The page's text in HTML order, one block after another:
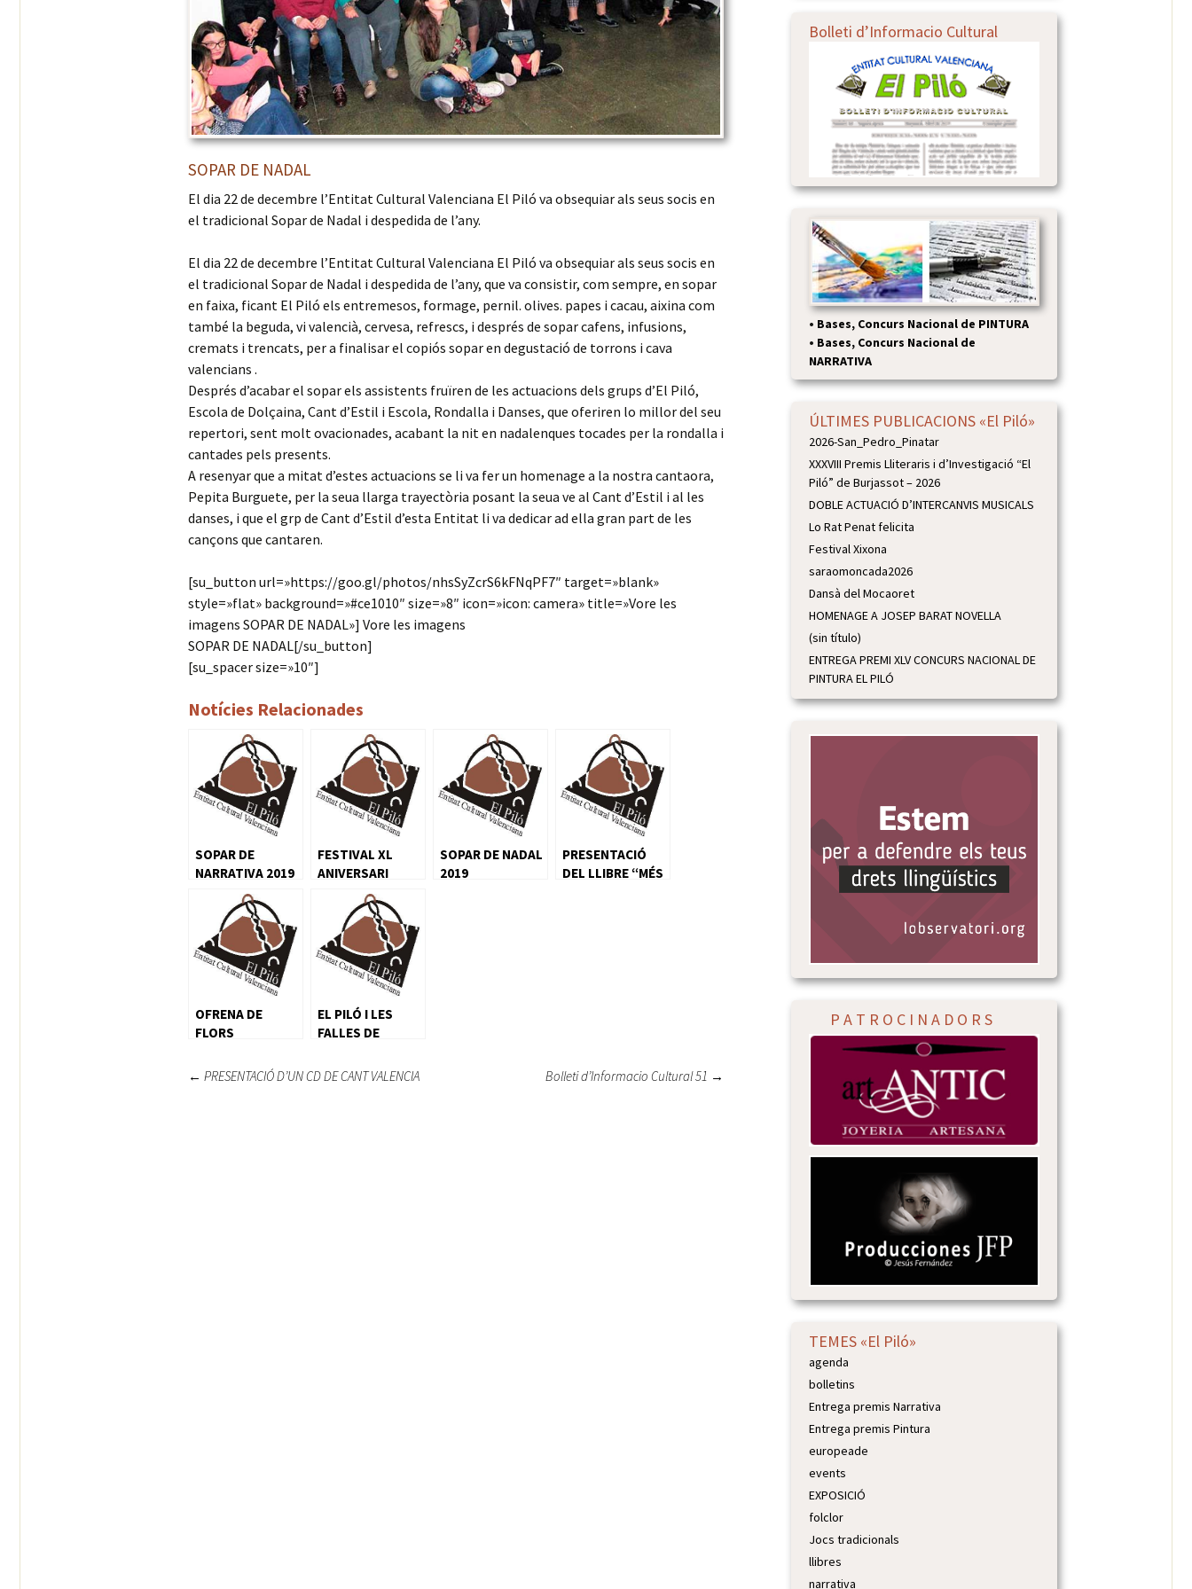
SOPAR DE NADAL
El dia 22 de decembre l’Entitat Cultural Valenciana El Piló va obsequiar als seus socis en
el tradicional Sopar de Nadal i despedida de l’any.
El dia 22 de decembre l’Entitat Cultural Valenciana El Piló va obsequiar als seus socis en
el tradicional Sopar de Nadal i despedida de l’any, que va consistir, com sempre, en sopar
en faixa, ficant El Piló els entremesos, formage, pernil. olives. papes i cacau, aixina com
també la beguda, vi valencià, cervesa, refrescs, i després de sopar cafens, infusions,
cremats i trencats, per a finalisar el copiós sopar en degustació de torrons i cava
valencians .
Després d’acabar el sopar els assistents fruïren de les actuacions dels grups d’El Piló,
Escola de Dolçaina, Cant d’Estil i Escola, Rondalla i Danses, que oferiren lo millor del seu
repertori, sent molt ovacionades, acabant la nit en nadalenques tocades per la rondalla i
cantades pels presents.
A resenyar que a mitat d’estes actuacions se li va fer un homenage a la nostra cantaora,
Pepita Burguete, per la seua llarga trayectòria posant la seua ve al Cant d’Estil i al les
danses, i que el grp de Cant d’Estil d’esta Entitat li va dedicar ad ella gran part de les
cançons que cantaren.
[su_button url=»https://goo.gl/photos/nhsSyZcrS6kFNqPF7″ target=»blank»
style=»flat» background=»#ce1010″ size=»8″ icon=»icon: camera» title=»Vore les
imagens SOPAR DE NADAL»] Vore les imagens
SOPAR DE NADAL[/su_button]
[su_spacer size=»10″]
Notícies Relacionades
SOPAR DE
NARRATIVA 2019
FESTIVAL XL
ANIVERSARI
SOPAR DE NADAL
2019
PRESENTACIÓ
DEL LLIBRE “MÉS
OFRENA DE
FLORS
EL PILÓ I LES
FALLES DE
← PRESENTACIÓ D’UN CD DE CANT VALENCIA Bolleti d’Informacio Cultural 51 →
Bolleti d’Informacio Cultural
• Bases, Concurs Nacional de PINTURA
• Bases, Concurs Nacional de
NARRATIVA
ÚLTIMES PUBLICACIONS «El Piló»
2026-San_Pedro_Pinatar
XXXVIII Premis Lliteraris i d’Investigació “El
Piló” de Burjassot – 2026
DOBLE ACTUACIÓ D’INTERCANVIS MUSICALS
Lo Rat Penat felicita
Festival Xixona
saraomoncada2026
Dansà del Mocaoret
HOMENAGE A JOSEP BARAT NOVELLA
(sin título)
ENTREGA PREMI XLV CONCURS NACIONAL DE
PINTURA EL PILÓ
P A T R O C I N A D O R S
TEMES «El Piló»
agenda
bolletins
Entrega premis Narrativa
Entrega premis Pintura
europeade
events
EXPOSICIÓ
folclor
Jocs tradicionals
llibres
narrativa